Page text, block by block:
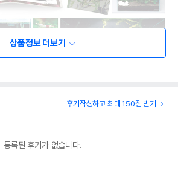
상품정보 더보기
후기작성하고 최대 150점 받기
등록된 후기가 없습니다.